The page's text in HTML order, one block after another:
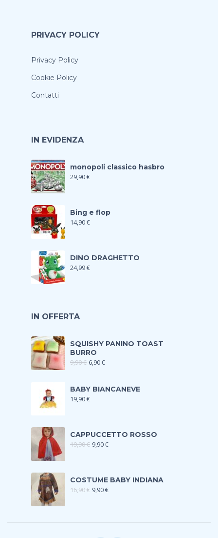
PRIVACY POLICY
Privacy Policy
Cookie Policy
Contatti
IN EVIDENZA
monopoli classico hasbro
29,90€
Bing e flop
14,90€
DINO DRAGHETTO
24,99€
IN OFFERTA
SQUISHY PANINO TOAST
BURRO
9,90€ 6,90€
BABY BIANCANEVE
19,90€
CAPPUCCETTO ROSSO
19,90€ 9,90€
COSTUME BABY INDIANA
16,90€ 9,90€